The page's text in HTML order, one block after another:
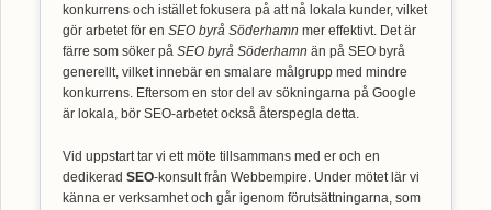
konkurrens och istället fokusera på att nå lokala kunder, vilket
gör arbetet för en SEO byrå Söderhamn mer effektivt. Det är
färre som söker på SEO byrå Söderhamn än på SEO byrå
generellt, vilket innebär en smalare målgrupp med mindre
konkurrens. Eftersom en stor del av sökningarna på Google
är lokala, bör SEO-arbetet också återspegla detta.
Vid uppstart tar vi ett möte tillsammans med er och en
dedikerad SEO-konsult från Webbempire. Under mötet lär vi
känna er verksamhet och går igenom förutsättningarna, som